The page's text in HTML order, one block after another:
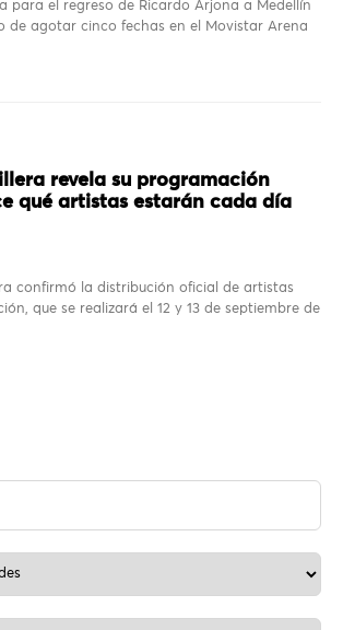
para el regreso de Ricardo Arjona a Medellín
de agotar cinco fechas en el Movistar Arena
revela su programación
qué artistas estarán cada día
confirmó la distribución oficial de artistas
que se realizará el 12 y 13 de septiembre de